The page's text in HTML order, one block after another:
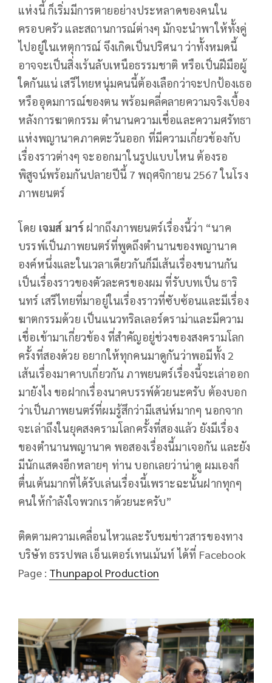
แห่งนี้ ก็เริ่มมีการตายอย่างประหลาดของคนใน
ครอบครัว และสถานการณ์ต่างๆ มักจะนำพาให้ทั้งคู่
ไปอยู่ในเหตุการณ์ จึงเกิดเป็นปริศนา ว่าทั้งหมดนี้
อาจจะเป็นสิ่งเร้นลับเหนือธรรมชาติ หรือเป็นฝีมือผู้
ใดกันแน่ เสรีไทยหนุ่มคนนี้ต้องเลือกว่าจะปกป้องเธอ
หรืออุดมการณ์ของตน พร้อมคลี่คลายความจริงเบื้อง
หลังการฆาตกรรม ตำนานความเชื่อและความศรัทธา
แห่งพญานาคภาคตะวันออก ที่มีความเกี่ยวข้องกับ
เรื่องราวต่างๆ จะออกมาในรูปแบบไหน ต้องรอ
พิสูจน์พร้อมกันปลายปีนี้ 7 พฤศจิกายน 2567 ในโรง
ภาพยนตร์
โดย เจมส์ มาร์ ฝากถึงภาพยนตร์เรื่องนี้ว่า “นาค
บรรพ์เป็นภาพยนตร์ที่พูดถึงตำนานของพญานาค
องค์หนึ่งและในเวลาเดียวกันก็มีเส้นเรื่องขนานกัน
เป็นเรื่องราวของตัวละครของผม ที่รับบทเป็น ธาริ
นทร์ เสรีไทยที่มาอยู่ในเรื่องราวที่ซับซ้อนและมีเรื่อง
ฆาตกรรมด้วย เป็นแนวทริลเลอร์ดราม่าและมีความ
เชื่อเข้ามาเกี่ยวข้อง ที่สำคัญอยู่ช่วงของสงครามโลก
ครั้งที่สองด้วย อยากให้ทุกคนมาดูกันว่าพอมีทั้ง 2
เส้นเรื่องมาคาบเกี่ยวกัน ภาพยนตร์เรื่องนี้จะเล่าออก
มายังไง ขอฝากเรื่องนาคบรรพ์ด้วยนะครับ ต้องบอก
ว่าเป็นภาพยนตร์ที่ผมรู้สึกว่ามีเสน่ห์มากๆ นอกจาก
จะเล่าถึงในยุคสงครามโลกครั้งที่สองแล้ว ยังมีเรื่อง
ของตำนานพญานาค พอสองเรื่องนี้มาเจอกัน และยัง
มีนักแสดงอีกหลายๆ ท่าน บอกเลยว่าน่าดู ผมเองก็
ตื่นเต้นมากที่ได้รับเล่นเรื่องนี้เพราะฉะนั้นฝากทุกๆ
คนให้กำลังใจพวกเราด้วยนะครับ”
ติดตามความเคลื่อนไหวและรับชมข่าวสารของทาง
บริษัท ธรรปพล เอ็นเตอร์เทนเม้นท์ ได้ที่ Facebook
Page : Thunpapol Production